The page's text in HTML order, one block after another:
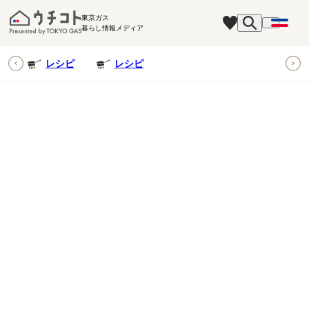
東京ガス
暮らし情報メディア
レシピ レシピ